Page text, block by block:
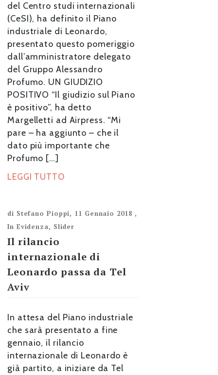
del Centro studi internazionali
(CeSI), ha definito il Piano
industriale di Leonardo,
presentato questo pomeriggio
dall’amministratore delegato
del Gruppo Alessandro
Profumo. UN GIUDIZIO
POSITIVO “Il giudizio sul Piano
è positivo”, ha detto
Margelletti ad Airpress. “Mi
pare – ha aggiunto – che il
dato più importante che
Profumo […]
LEGGI TUTTO
di Stefano Pioppi, 11 Gennaio 2018 ,
In Evidenza, Slider
Il rilancio
internazionale di
Leonardo passa da Tel
Aviv
In attesa del Piano industriale
che sarà presentato a fine
gennaio, il rilancio
internazionale di Leonardo è
già partito, a iniziare da Tel